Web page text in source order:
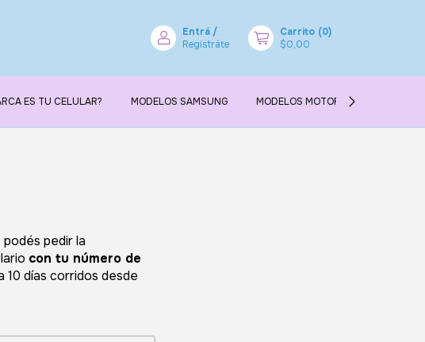
Entrá /
Registráte
Carrito (0)
$0,00
ES TU CELULAR? MODELOS SAMSUNG MODELOS MOTOROLA
pedir la
con tu número de
10 días corridos desde